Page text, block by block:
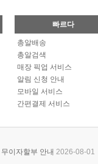
빠르다
총알배송
총알검색
매장 픽업 서비스
알림 신청 안내
모바일 서비스
간편결제 서비스
이자할부 안내 2026-08-01